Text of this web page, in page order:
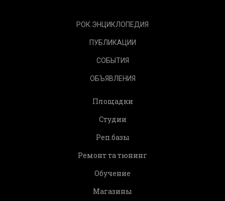
РОК.ЭНЦИКЛОПЕДИЯ
ПУБЛИКАЦИИ
СОБЫТИЯ
ОБЪЯВЛЕНИЯ
Площадки
Студии
Реп.базы
Ремонт та тюнинг
Обучение
Магазины